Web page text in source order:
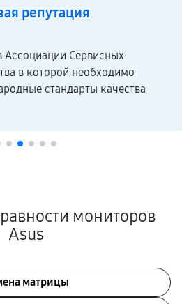
репутация
Ассоциации Сервисных
в которой необходимо
стандарты качества
мониторов
Asus
матрицы